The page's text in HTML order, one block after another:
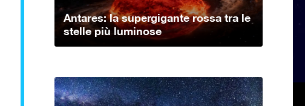
Antares: la supergigante rossa tra le
stelle più luminose